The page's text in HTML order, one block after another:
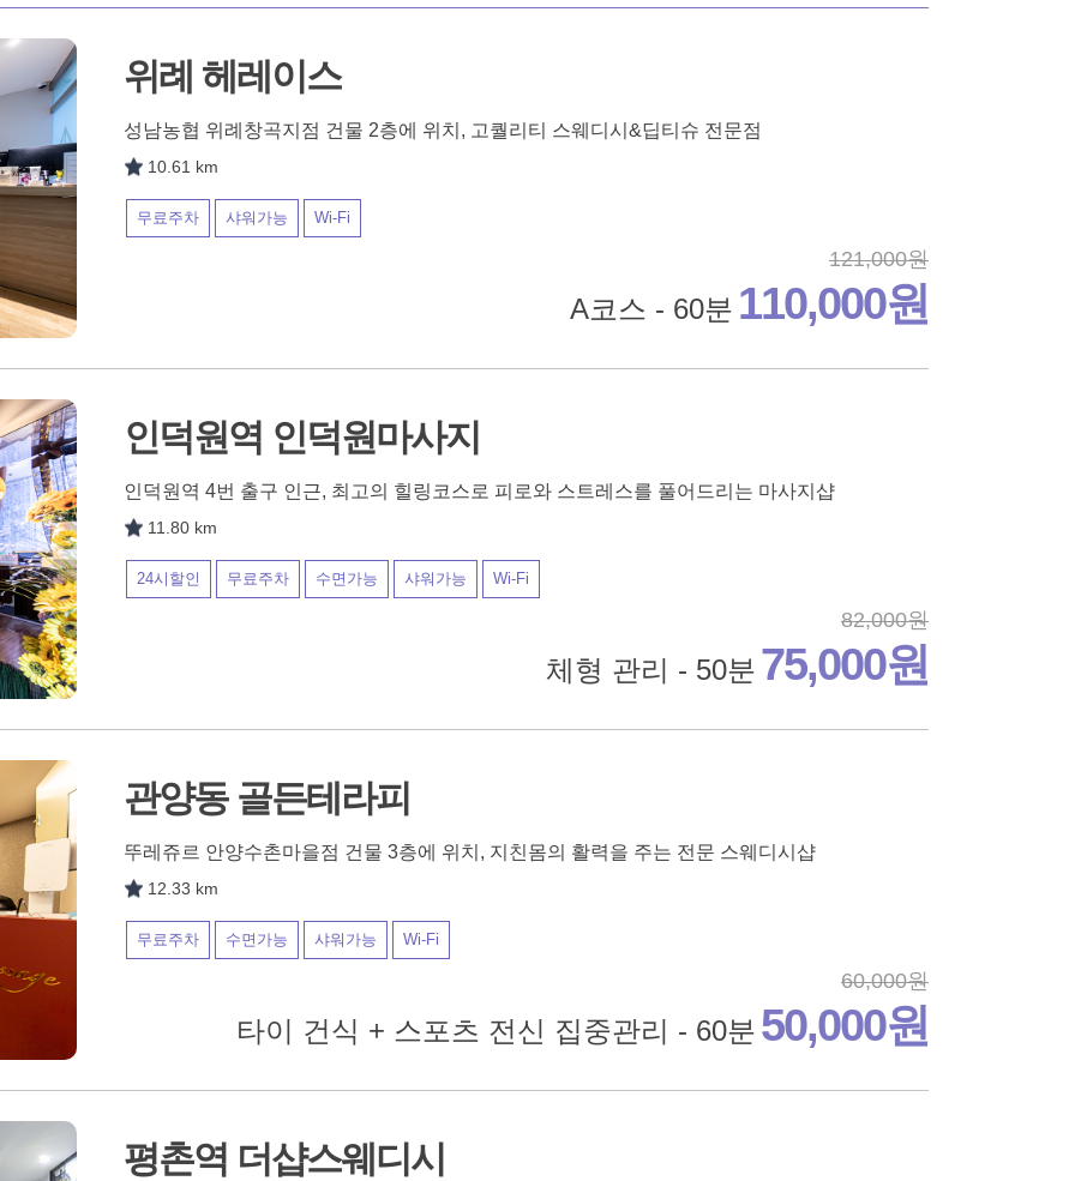
위례 헤레이스
성남농협 위례창곡지점 건물 2층에 위치, 고퀄리티 스웨디시&딥티슈 전문점
10.61 km
무료주차 샤워가능 Wi-Fi
121,000원
A코스 - 60분 110,000원
인덕원역 인덕원마사지
인덕원역 4번 출구 인근, 최고의 힐링코스로 피로와 스트레스를 풀어드리는 마사지샵
11.80 km
24시할인 무료주차 수면가능 샤워가능 Wi-Fi
82,000원
체형 관리 - 50분 75,000원
관양동 골든테라피
뚜레쥬르 안양수촌마을점 건물 3층에 위치, 지친몸의 활력을 주는 전문 스웨디시샵
12.33 km
무료주차 수면가능 샤워가능 Wi-Fi
60,000원
타이 건식 + 스포츠 전신 집중관리 - 60분 50,000원
평촌역 더샵스웨디시